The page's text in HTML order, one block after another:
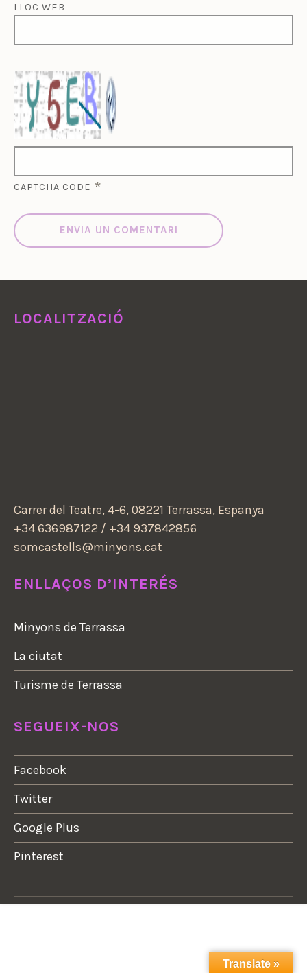
LLOC WEB
CAPTCHA CODE *
LOCALITZACIÓ
Carrer del Teatre, 4-6, 08221 Terrassa, Espanya
+34 636987122 / +34 937842856
somcastells@minyons.cat
ENLLAÇOS D’INTERÉS
Minyons de Terrassa
La ciutat
Turisme de Terrassa
SEGUEIX-NOS
Facebook
Twitter
Google Plus
Pinterest
Translate »